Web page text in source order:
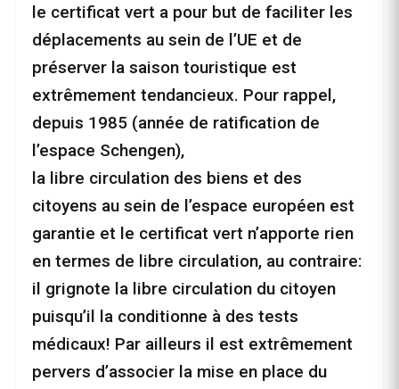
le certificat vert a pour but de faciliter les
déplacements au sein de l’UE et de
préserver la saison touristique est
extrêmement tendancieux. Pour rappel,
depuis 1985 (année de ratification de
l’espace Schengen),
la libre circulation des biens et des
citoyens au sein de l’espace européen est
garantie et le certificat vert n’apporte rien
en termes de libre circulation, au contraire:
il grignote la libre circulation du citoyen
puisqu’il la conditionne à des tests
médicaux! Par ailleurs il est extrêmement
pervers d’associer la mise en place du